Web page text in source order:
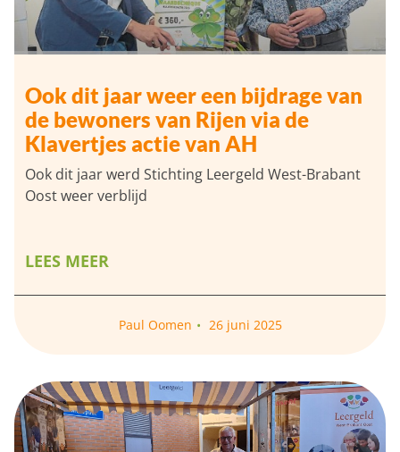
Ook dit jaar weer een bijdrage van
de bewoners van Rijen via de
Klavertjes actie van AH
Ook dit jaar werd Stichting Leergeld West-Brabant
Oost weer verblijd
LEES MEER
Paul Oomen 26 juni 2025